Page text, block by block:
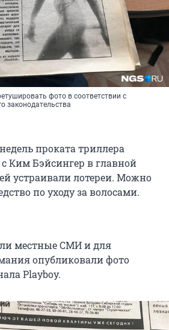
фото в соответствии с
законодательства
проката триллера
с Ким Бэйсингер в главной
устраивали лотереи. Можно
по уходу за волосами.
местные СМИ и для
опубликовали фото
Playboy.